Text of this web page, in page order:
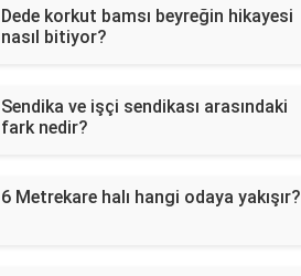
Dede korkut bamsı beyreğin hikayesi
nasıl bitiyor?
Sendika ve işçi sendikası arasındaki
fark nedir?
6 Metrekare halı hangi odaya yakışır?